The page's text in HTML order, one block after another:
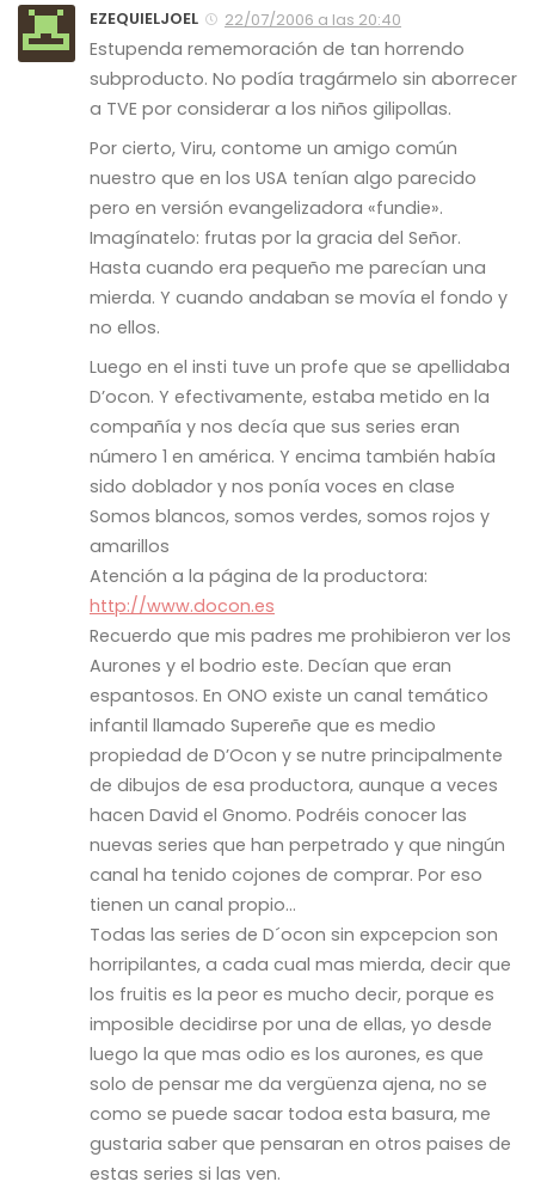
EZEQUIELJOEL
22/07/2006 a las 20:40
Estupenda rememoración de tan horrendo
subproducto. No podía tragármelo sin aborrecer
a TVE por considerar a los niños gilipollas.
Por cierto, Viru, contome un amigo común
nuestro que en los USA tenían algo parecido
pero en versión evangelizadora «fundie».
Imagínatelo: frutas por la gracia del Señor.
Hasta cuando era pequeño me parecían una
mierda. Y cuando andaban se movía el fondo y
no ellos.
Luego en el insti tuve un profe que se apellidaba
D’ocon. Y efectivamente, estaba metido en la
compañía y nos decía que sus series eran
número 1 en américa. Y encima también había
sido doblador y nos ponía voces en clase
Somos blancos, somos verdes, somos rojos y
amarillos
Atención a la página de la productora:
http://www.docon.es
Recuerdo que mis padres me prohibieron ver los
Aurones y el bodrio este. Decían que eran
espantosos. En ONO existe un canal temático
infantil llamado Supereñe que es medio
propiedad de D’Ocon y se nutre principalmente
de dibujos de esa productora, aunque a veces
hacen David el Gnomo. Podréis conocer las
nuevas series que han perpetrado y que ningún
canal ha tenido cojones de comprar. Por eso
tienen un canal propio…
Todas las series de D´ocon sin expcepcion son
horripilantes, a cada cual mas mierda, decir que
los fruitis es la peor es mucho decir, porque es
imposible decidirse por una de ellas, yo desde
luego la que mas odio es los aurones, es que
solo de pensar me da vergüenza ajena, no se
como se puede sacar todoa esta basura, me
gustaria saber que pensaran en otros paises de
estas series si las ven.